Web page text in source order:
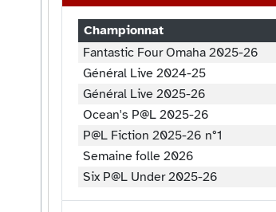
Championnat
Fantastic Four Omaha 2025-26
Général Live 2024-25
Général Live 2025-26
Ocean's P@L 2025-26
P@L Fiction 2025-26 n°1
Semaine folle 2026
Six P@L Under 2025-26